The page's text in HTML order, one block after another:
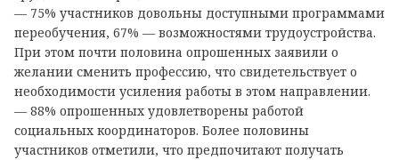
— 75% участников довольны доступными программами
переобучения, 67% — возможностями трудоустройства.
При этом почти половина опрошенных заявили о
желании сменить профессию, что свидетельствует о
необходимости усиления работы в этом направлении.
— 88% опрошенных удовлетворены работой
социальных координаторов. Более половины
участников отметили, что предпочитают получать